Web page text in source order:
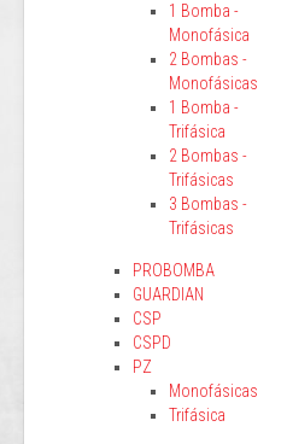
1 Bomba -
Monofásica
2 Bombas -
Monofásicas
1 Bomba -
Trifásica
2 Bombas -
Trifásicas
3 Bombas -
Trifásicas
PROBOMBA
GUARDIAN
CSP
CSPD
PZ
Monofásicas
Trifásica